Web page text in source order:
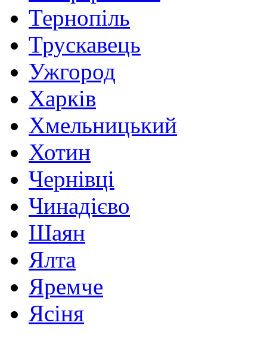
Тернопіль
Трускавець
Ужгород
Харків
Хмельницький
Хотин
Чернівці
Чинадієво
Шаян
Ялта
Яремче
Ясіня